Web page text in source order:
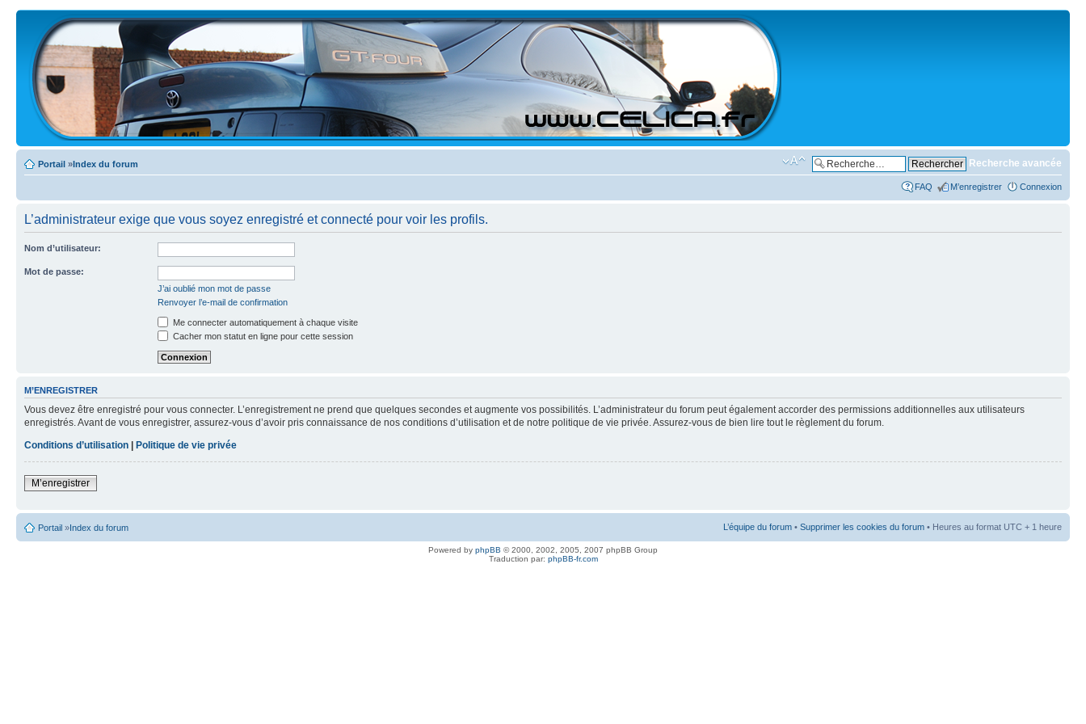
Portail »Index du forum Recherche avancée
FAQ M’enregistrer Connexion
L’administrateur exige que vous soyez enregistré et connecté pour voir les profils.
Nom d’utilisateur:
Mot de passe:
J’ai oublié mon mot de passe
Renvoyer l’e-mail de confirmation
Me connecter automatiquement à chaque visite
Cacher mon statut en ligne pour cette session
M’ENREGISTRER
Vous devez être enregistré pour vous connecter. L’enregistrement ne prend que quelques secondes et augmente vos possibilités. L’administrateur du forum peut également accorder des permissions additionnelles aux utilisateurs
enregistrés. Avant de vous enregistrer, assurez-vous d’avoir pris connaissance de nos conditions d’utilisation et de notre politique de vie privée. Assurez-vous de bien lire tout le règlement du forum.
Conditions d’utilisation | Politique de vie privée
M’enregistrer
Portail »Index du forum L’équipe du forum • Supprimer les cookies du forum • Heures au format UTC + 1 heure
Powered by phpBB © 2000, 2002, 2005, 2007 phpBB Group
Traduction par: phpBB-fr.com